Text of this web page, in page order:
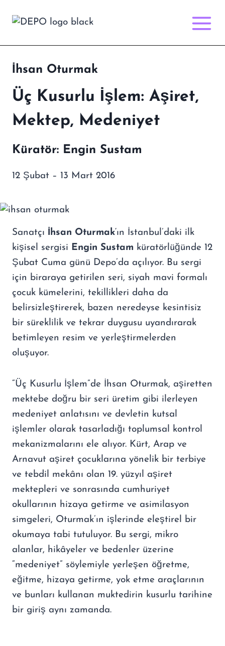
İhsan Oturmak
Üç Kusurlu İşlem: Aşiret,
Mektep, Medeniyet
Küratör: Engin Sustam
12 Şubat – 13 Mart 2016
Sanatçı İhsan Oturmak‘ın İstanbul’daki ilk
kişisel sergisi Engin Sustam küratörlüğünde 12
Şubat Cuma günü Depo’da açılıyor. Bu sergi
için biraraya getirilen seri, siyah mavi formalı
çocuk kümelerini, tekillikleri daha da
belirsizleştirerek, bazen neredeyse kesintisiz
bir süreklilik ve tekrar duygusu uyandırarak
betimleyen resim ve yerleştirmelerden
oluşuyor.
“Üç Kusurlu İşlem”de İhsan Oturmak, aşiretten
mektebe doğru bir seri üretim gibi ilerleyen
medeniyet anlatısını ve devletin kutsal
işlemler olarak tasarladığı toplumsal kontrol
mekanizmalarını ele alıyor. Kürt, Arap ve
Arnavut aşiret çocuklarına yönelik bir terbiye
ve tebdil mekânı olan 19. yüzyıl aşiret
mektepleri ve sonrasında cumhuriyet
okullarının hizaya getirme ve asimilasyon
simgeleri, Oturmak’ın işlerinde eleştirel bir
okumaya tabi tutuluyor. Bu sergi, mikro
alanlar, hikâyeler ve bedenler üzerine
“medeniyet” söylemiyle yerleşen öğretme,
eğitme, hizaya getirme, yok etme araçlarının
ve bunları kullanan muktedirin kusurlu tarihine
bir giriş aynı zamanda.